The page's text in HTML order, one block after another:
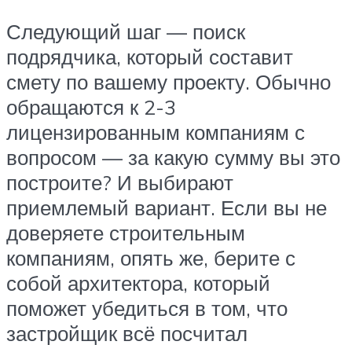
Следующий шаг — поиск
подрядчика, который составит
смету по вашему проекту. Обычно
обращаются к 2-3
лицензированным компаниям с
вопросом — за какую сумму вы это
построите? И выбирают
приемлемый вариант. Если вы не
доверяете строительным
компаниям, опять же, берите с
собой архитектора, который
поможет убедиться в том, что
застройщик всё посчитал